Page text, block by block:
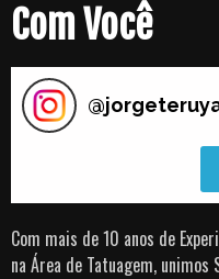
Com Você
@
Com mais de 10 anos de
na Área de Tatuagem,